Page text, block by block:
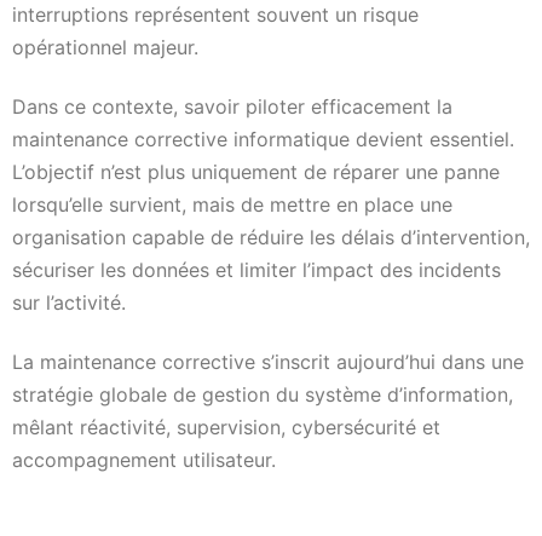
interruptions représentent souvent un risque
opérationnel majeur.
Dans ce contexte, savoir piloter efficacement la
maintenance corrective informatique devient essentiel.
L’objectif n’est plus uniquement de réparer une panne
lorsqu’elle survient, mais de mettre en place une
organisation capable de réduire les délais d’intervention,
sécuriser les données et limiter l’impact des incidents
sur l’activité.
La maintenance corrective s’inscrit aujourd’hui dans une
stratégie globale de gestion du système d’information,
mêlant réactivité, supervision, cybersécurité et
accompagnement utilisateur.